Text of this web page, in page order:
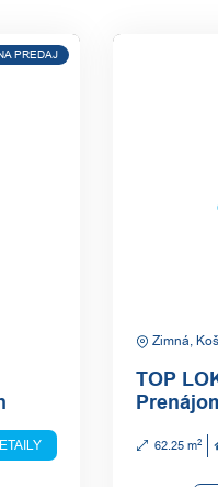
PREDAJ
Zimná,
TOP
62.25 m2